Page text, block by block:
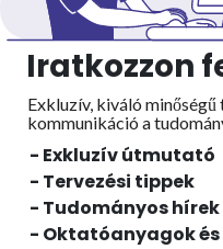
Iratkozzon
Exkluzív, kiváló
kommunikáció a
- Exkluzív útmutató
- Tervezési tippek
- Tudományos
- Oktatóanyagok